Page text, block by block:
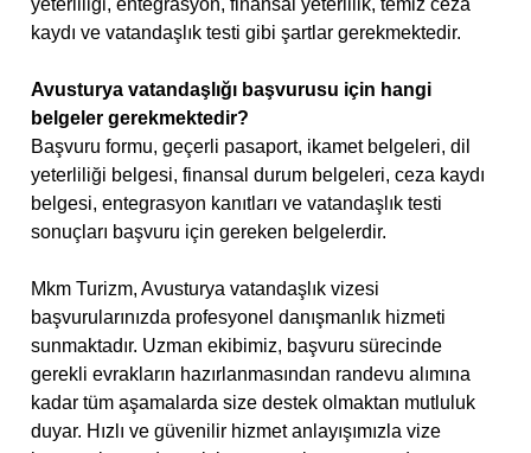
yeterliliği, entegrasyon, finansal yeterlilik, temiz ceza
kaydı ve vatandaşlık testi gibi şartlar gerekmektedir.
Avusturya vatandaşlığı başvurusu için hangi
belgeler gerekmektedir?
Başvuru formu, geçerli pasaport, ikamet belgeleri, dil
yeterliliği belgesi, finansal durum belgeleri, ceza kaydı
belgesi, entegrasyon kanıtları ve vatandaşlık testi
sonuçları başvuru için gereken belgelerdir.
Mkm Turizm, Avusturya vatandaşlık vizesi
başvurularınızda profesyonel danışmanlık hizmeti
sunmaktadır. Uzman ekibimiz, başvuru sürecinde
gerekli evrakların hazırlanmasından randevu alımına
kadar tüm aşamalarda size destek olmaktan mutluluk
duyar. Hızlı ve güvenilir hizmet anlayışımızla vize